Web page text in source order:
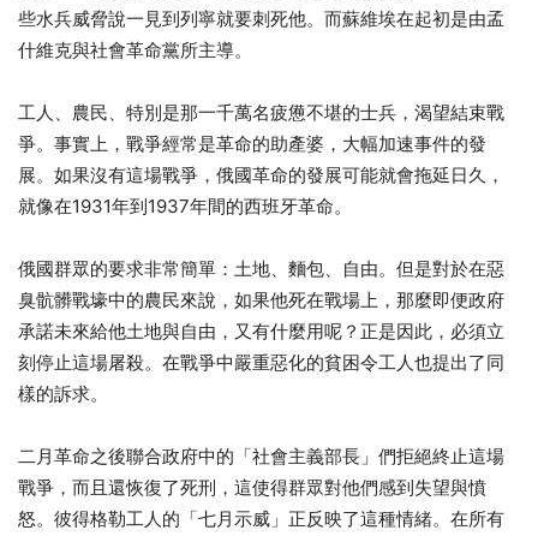
些水兵威脅說一見到列寧就要刺死他。而蘇維埃在起初是由孟
什維克與社會革命黨所主導。
工人、農民、特別是那一千萬名疲憊不堪的士兵，渴望結束戰
爭。事實上，戰爭經常是革命的助產婆，大幅加速事件的發
展。如果沒有這場戰爭，俄國革命的發展可能就會拖延日久，
就像在1931年到1937年間的西班牙革命。
俄國群眾的要求非常簡單：土地、麵包、自由。但是對於在惡
臭骯髒戰壕中的農民來說，如果他死在戰場上，那麼即便政府
承諾未來給他土地與自由，又有什麼用呢？正是因此，必須立
刻停止這場屠殺。在戰爭中嚴重惡化的貧困令工人也提出了同
樣的訴求。
二月革命之後聯合政府中的「社會主義部長」們拒絕終止這場
戰爭，而且還恢復了死刑，這使得群眾對他們感到失望與憤
怒。彼得格勒工人的「七月示威」正反映了這種情緒。在所有